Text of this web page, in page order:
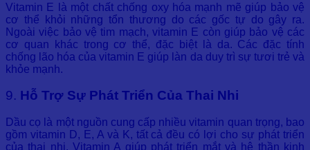
Vitamin E là một chất chống oxy hóa mạnh mẽ giúp bảo vệ
cơ thể khỏi những tổn thương do các gốc tự do gây ra.
Ngoài việc bảo vệ tim mạch, vitamin E còn giúp bảo vệ các
cơ quan khác trong cơ thể, đặc biệt là da. Các đặc tính
chống lão hóa của vitamin E giúp làn da duy trì sự tươi trẻ và
khỏe mạnh.
9. Hỗ Trợ Sự Phát Triển Của Thai Nhi
Dầu cọ là một nguồn cung cấp nhiều vitamin quan trọng, bao
gồm vitamin D, E, A và K, tất cả đều có lợi cho sự phát triển
của thai nhi. Vitamin A giúp phát triển mắt và hệ thần kinh